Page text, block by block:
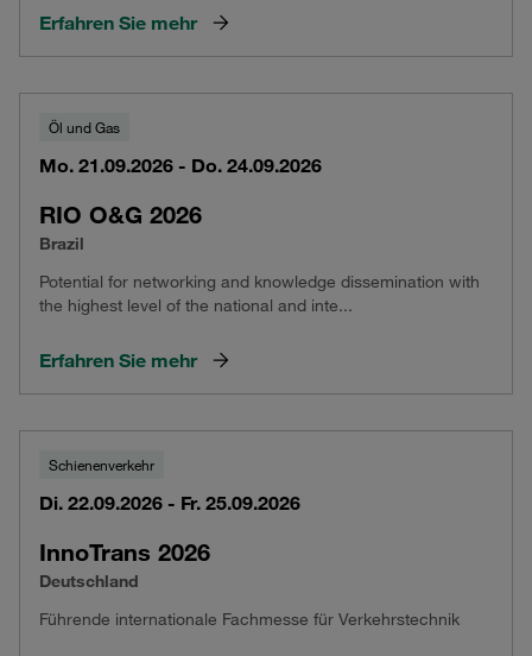
Erfahren Sie mehr
Öl und Gas
Mo. 21.09.2026 - Do. 24.09.2026
RIO O&G 2026
Brazil
Potential for networking and knowledge dissemination with
the highest level of the national and inte...
Erfahren Sie mehr
Schienenverkehr
Di. 22.09.2026 - Fr. 25.09.2026
InnoTrans 2026
Deutschland
Führende internationale Fachmesse für Verkehrstechnik